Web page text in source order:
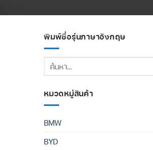
พิมพ์ชื่อรุ่นภาษาอังกฤษ
ค้นหา:
หมวดหมู่สินค้า
BMW
BYD